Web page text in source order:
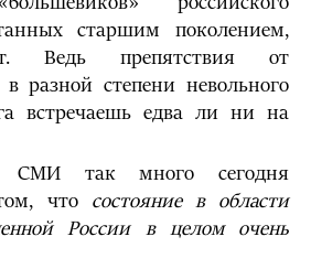
старшим поколением,
Ведь препятствия от
разной степени невольного
встречаешь едва ли ни на
так много сегодня
что состояние в области
России в целом очень